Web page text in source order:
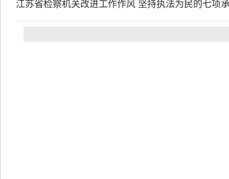
江苏省检察机关改进工作作风 坚持执法为民的七项